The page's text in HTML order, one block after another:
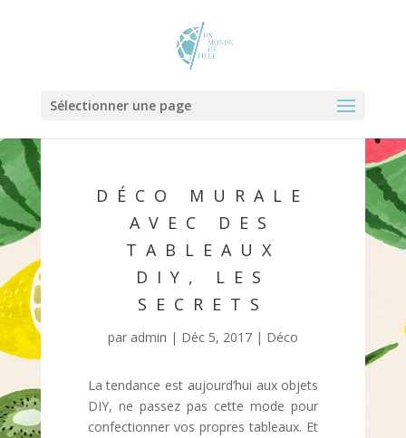
Sélectionner une page
DÉCO MURALE
AVEC DES
TABLEAUX
DIY, LES
SECRETS
par admin | Déc 5, 2017| Déco
La tendance est aujourd’hui aux objets
DIY, ne passez pas cette mode pour
confectionner vos propres tableaux. Et